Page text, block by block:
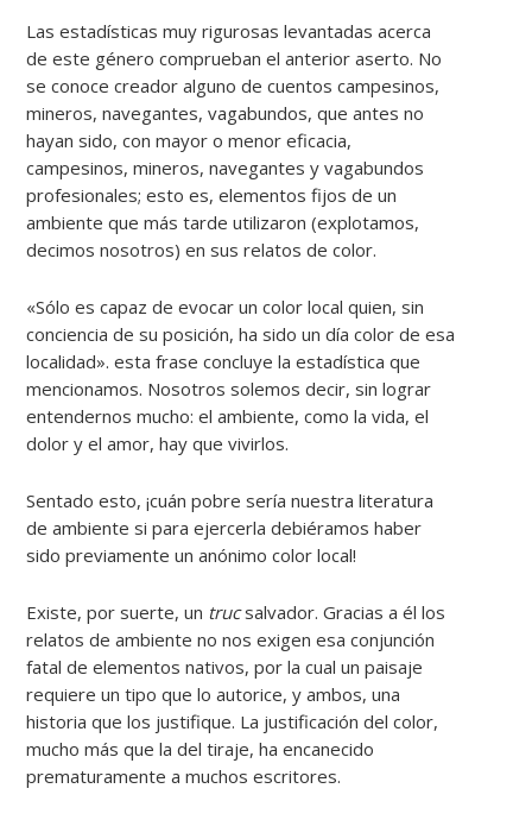
Las estadísticas muy rigurosas levantadas acerca
de este género comprueban el anterior aserto. No
se conoce creador alguno de cuentos campesinos,
mineros, navegantes, vagabundos, que antes no
hayan sido, con mayor o menor eficacia,
campesinos, mineros, navegantes y vagabundos
profesionales; esto es, elementos fijos de un
ambiente que más tarde utilizaron (explotamos,
decimos nosotros) en sus relatos de color.
«Sólo es capaz de evocar un color local quien, sin
conciencia de su posición, ha sido un día color de esa
localidad». esta frase concluye la estadística que
mencionamos. Nosotros solemos decir, sin lograr
entendernos mucho: el ambiente, como la vida, el
dolor y el amor, hay que vivirlos.
Sentado esto, ¡cuán pobre sería nuestra literatura
de ambiente si para ejercerla debiéramos haber
sido previamente un anónimo color local!
Existe, por suerte, un trucsalvador. Gracias a él los
relatos de ambiente no nos exigen esa conjunción
fatal de elementos nativos, por la cual un paisaje
requiere un tipo que lo autorice, y ambos, una
historia que los justifique. La justificación del color,
mucho más que la del tiraje, ha encanecido
prematuramente a muchos escritores.